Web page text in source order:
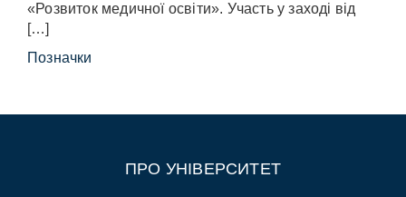
«Розвиток медичної освіти». Участь у заході від
[…]
Позначки
ПРО УНІВЕРСИТЕТ